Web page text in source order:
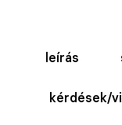
leírás
kérdések/